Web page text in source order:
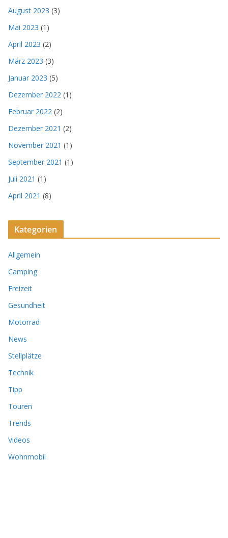
August 2023 (3)
Mai 2023 (1)
April 2023 (2)
März 2023 (3)
Januar 2023 (5)
Dezember 2022 (1)
Februar 2022 (2)
Dezember 2021 (2)
November 2021 (1)
September 2021 (1)
Juli 2021 (1)
April 2021 (8)
Kategorien
Allgemein
Camping
Freizeit
Gesundheit
Motorrad
News
Stellplätze
Technik
Tipp
Touren
Trends
Videos
Wohnmobil